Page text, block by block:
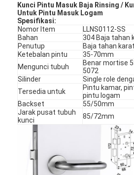
Kunci Pintu Masuk Baja Rinsing /
Untuk Pintu Masuk Logam
Spesifikasi:
Nomor Item
LLNS0112-SS
Bahan
304 Baja tahan
Penutup
Baja tahan
Ketebalan pintu
35-70mm
Mengunci tubuh
Benar mortise
5072
Silinder
Single role
Tersedia untuk
Pintu kamar,
pintu logam
Backset
55/50mm
Jarak pusat tubuh
kunci
85/72mm